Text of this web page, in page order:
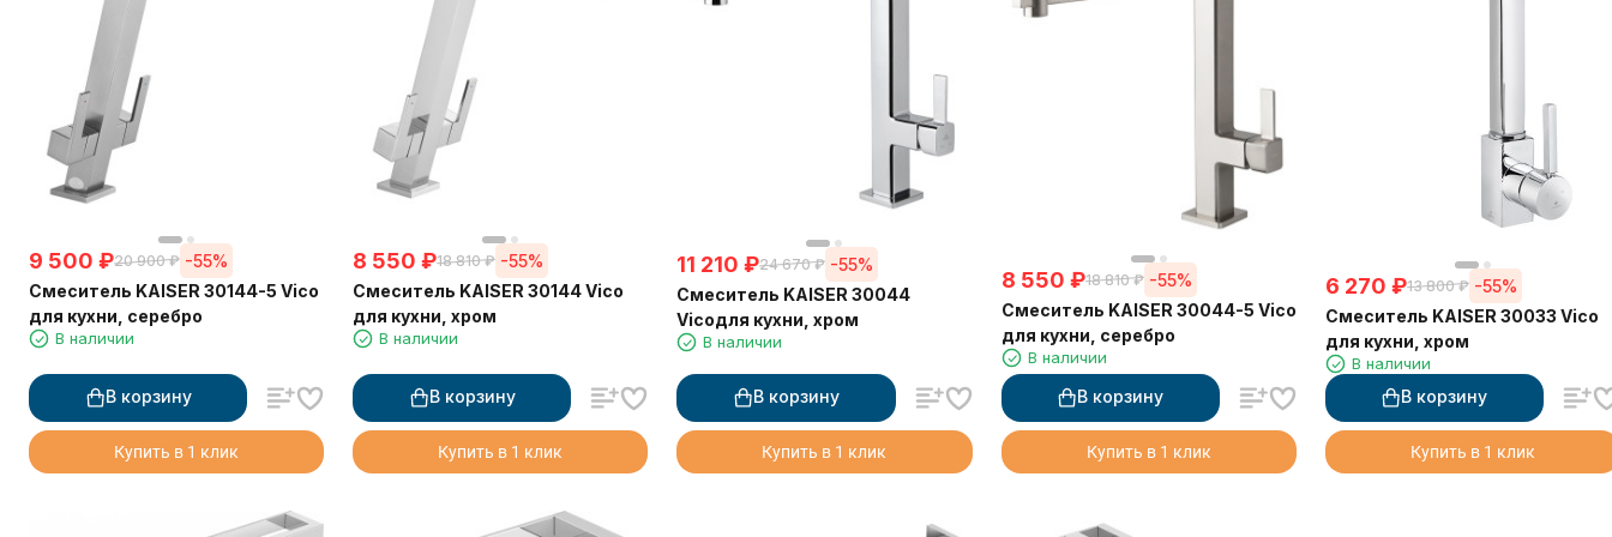
9 500 ₽20 900 ₽ -55%
Смеситель KAISER 30144-5 Vico
для кухни, серебро
В наличии
В корзину
Купить в 1 клик
8 550 ₽18 810 ₽ -55%
Смеситель KAISER 30144 Vico
для кухни, хром
В наличии
В корзину
Купить в 1 клик
11 210 ₽24 670 ₽ -55%
Смеситель KAISER 30044
Vicoдля кухни, хром
В наличии
В корзину
Купить в 1 клик
8 550 ₽18 810 ₽ -55%
Смеситель KAISER 30044-5 Vico
для кухни, серебро
В наличии
В корзину
Купить в 1 клик
6 270 ₽13 800 ₽ -55%
Смеситель KAISER 30033 Vico
для кухни, хром
В наличии
В корзину
Купить в 1 клик